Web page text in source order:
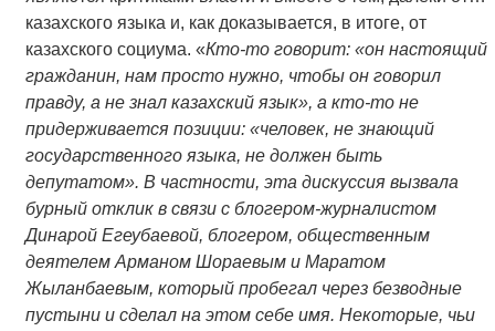
казахского языка и, как доказывается, в итоге, от
казахского социума. «Кто-то говорит: «он настоящий
гражданин, нам просто нужно, чтобы он говорил
правду, а не знал казахский язык», а кто-то не
придерживается позиции: «человек, не знающий
государственного языка, не должен быть
депутатом». В частности, эта дискуссия вызвала
бурный отклик в связи с блогером-журналистом
Динарой Егеубаевой, блогером, общественным
деятелем Арманом Шораевым и Маратом
Жыланбаевым, который пробегал через безводные
пустыни и сделал на этом себе имя. Некоторые, чьи